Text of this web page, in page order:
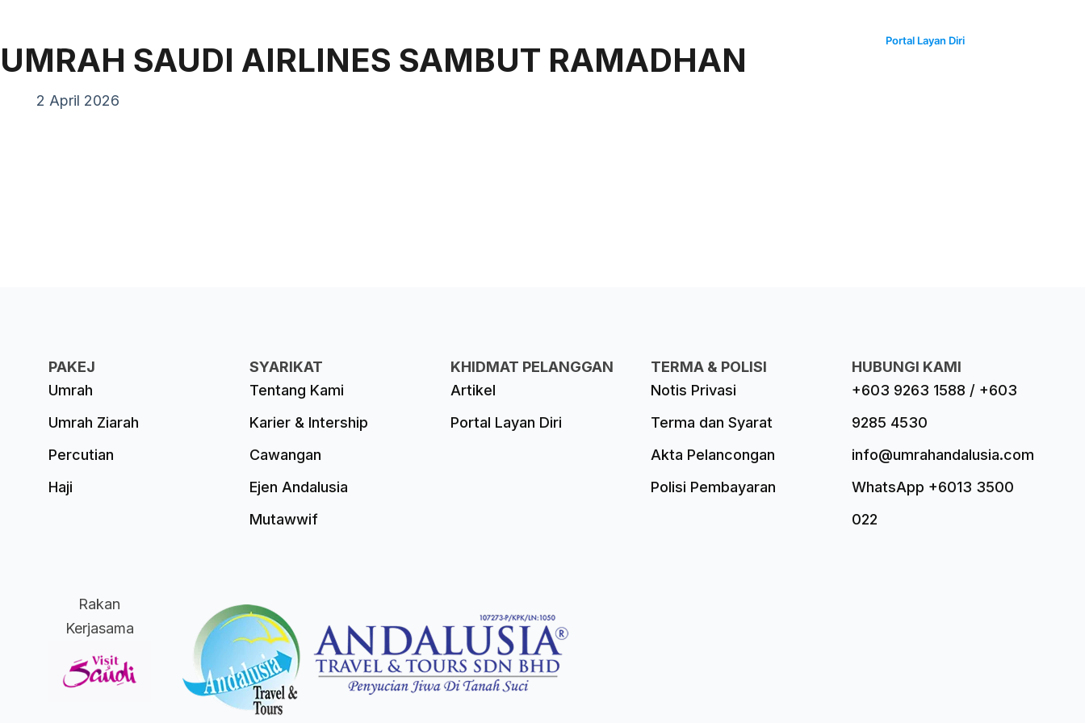
Portal Layan Diri
UMRAH SAUDI AIRLINES SAMBUT RAMADHAN
2 April 2026
PAKEJ
Umrah
Umrah Ziarah
Percutian
Haji
SYARIKAT
Tentang Kami
Karier & Intership
Cawangan
Ejen Andalusia
Mutawwif
KHIDMAT PELANGGAN
Artikel
Portal Layan Diri
TERMA & POLISI
Notis Privasi
Terma dan Syarat
Akta Pelancongan
Polisi Pembayaran
HUBUNGI KAMI
+603 9263 1588 / +603
9285 4530
info@umrahandalusia.com
WhatsApp +6013 3500
022
Rakan
Kerjasama